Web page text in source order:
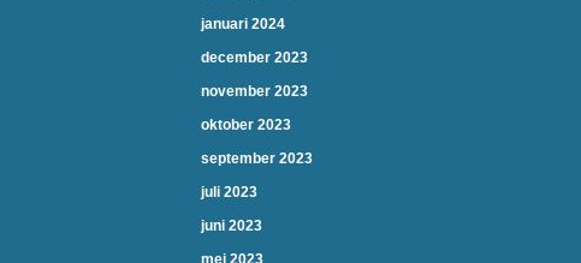
januari 2024
december 2023
november 2023
oktober 2023
september 2023
juli 2023
juni 2023
mei 2023